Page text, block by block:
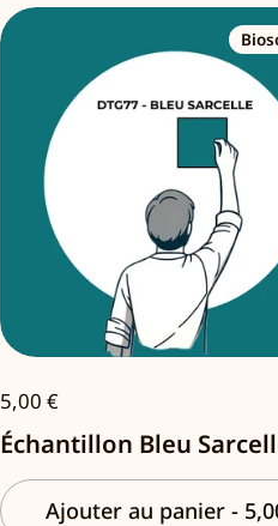
5,00 €
Échantillon Bleu
Ajouter au panier -